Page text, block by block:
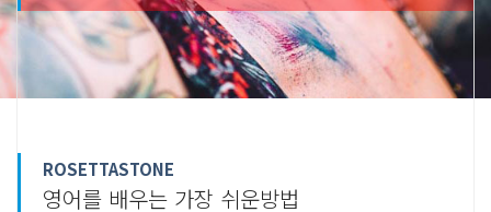
ROSETTASTONE
영어를 배우는 가장 쉬운방법